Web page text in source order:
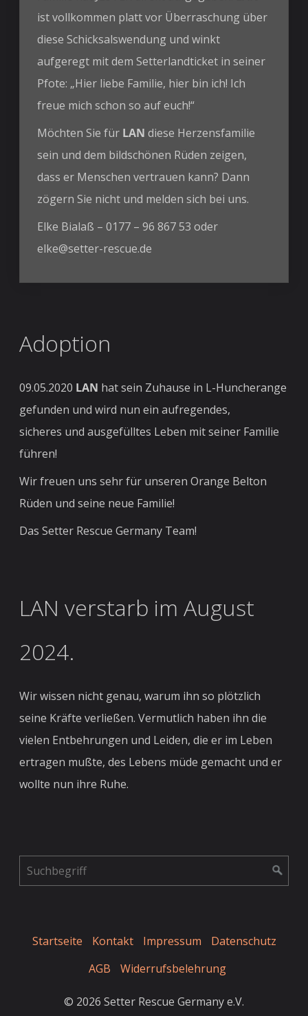
ist vollkommen platt vor Überraschung über
diese Schicksalswendung und winkt
aufgeregt mit dem Setterlandticket in seiner
Pfote: „Hier liebe Familie, hier bin ich! Ich
freue mich schon so auf euch!“
Möchten Sie für LAN diese Herzensfamilie
sein und dem bildschönen Rüden zeigen,
dass er Menschen vertrauen kann? Dann
zögern Sie nicht und melden sich bei uns.
Elke Bialaß – 0177 – 96 867 53 oder
elke@setter-rescue.de
Adoption
09.05.2020 LAN hat sein Zuhause in L-Huncherange
gefunden und wird nun ein aufregendes,
sicheres und ausgefülltes Leben mit seiner Familie
führen!
Wir freuen uns sehr für unseren Orange Belton
Rüden und seine neue Familie!
Das Setter Rescue Germany Team!
LAN verstarb im August
2024.
Wir wissen nicht genau, warum ihn so plötzlich
seine Kräfte verließen. Vermutlich haben ihn die
vielen Entbehrungen und Leiden, die er im Leben
ertragen mußte, des Lebens müde gemacht und er
wollte nun ihre Ruhe.
Startseite Kontakt Impressum
Datenschutz
AGB
Widerrufsbelehrung
© 2026 Setter Rescue Germany e.V.